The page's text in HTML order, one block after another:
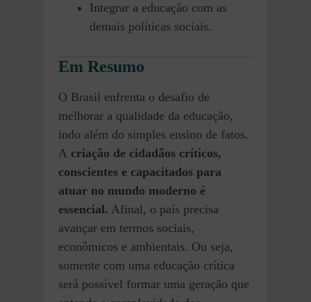
Integrar a educação com as
demais políticas sociais.
Em Resumo
O Brasil enfrenta o desafio de
melhorar a qualidade da educação,
indo além do simples ensino de fatos.
A criação de cidadãos críticos,
conscientes e capacitados para
atuar no mundo moderno é
essencial. Afinal, o país precisa
avançar em termos sociais,
econômicos e ambientais. Ou seja,
somente com uma educação crítica
será possível formar uma geração que